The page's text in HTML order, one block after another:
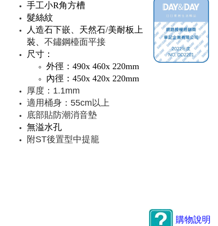
手工小R角方槽
髮絲紋
人造石下嵌、天然石/美耐板上
裝、 不鏽鋼檯面平接
尺寸：
外徑：490x 460x 220mm
內徑：450x 420x 220mm
厚度：1.1mm
適用桶身：55cm以上
底部貼防潮消音墊
無溢水孔
附ST後置型中提籠
購物說明